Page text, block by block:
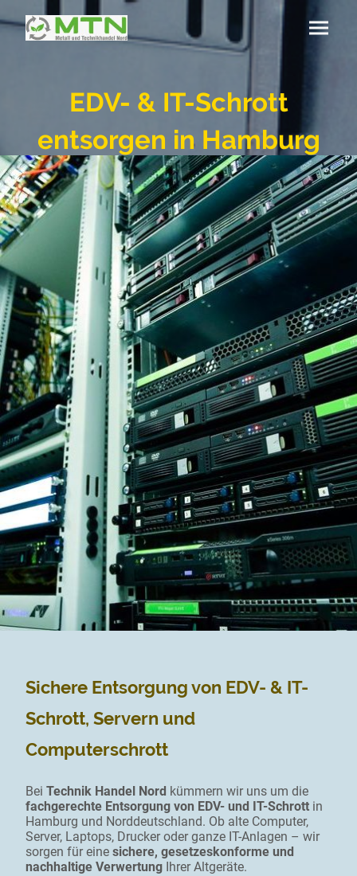
EDV- & IT-Schrott
entsorgen in Hamburg
Sichere Entsorgung von EDV- & IT-
Schrott, Servern und
Computerschrott
Bei Technik Handel Nord kümmern wir uns um die
fachgerechte Entsorgung von EDV- und IT-Schrott in
Hamburg und Norddeutschland. Ob alte Computer,
Server, Laptops, Drucker oder ganze IT-Anlagen – wir
sorgen für eine sichere, gesetzeskonforme und
nachhaltige Verwertung Ihrer Altgeräte.